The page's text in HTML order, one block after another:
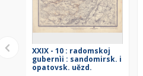
XXIX - 10 : radomskoj
gubernìi : sandomirsk. i
opatovsk. uězd.